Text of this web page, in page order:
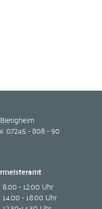
Bietigheim
07245 - 808 - 90
8.00 - 12.00 Uhr
14.00 - 18.00 Uhr